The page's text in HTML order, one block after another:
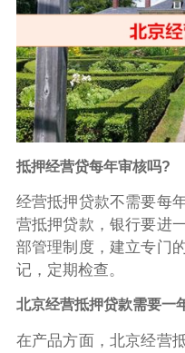
抵押经营贷每年审核吗?
经营抵押贷款不需要每
营抵押贷款，银行要进
部管理制度，建立专门
记，定期检查。
北京经营抵押贷款需要一
在产品方面，北京经营